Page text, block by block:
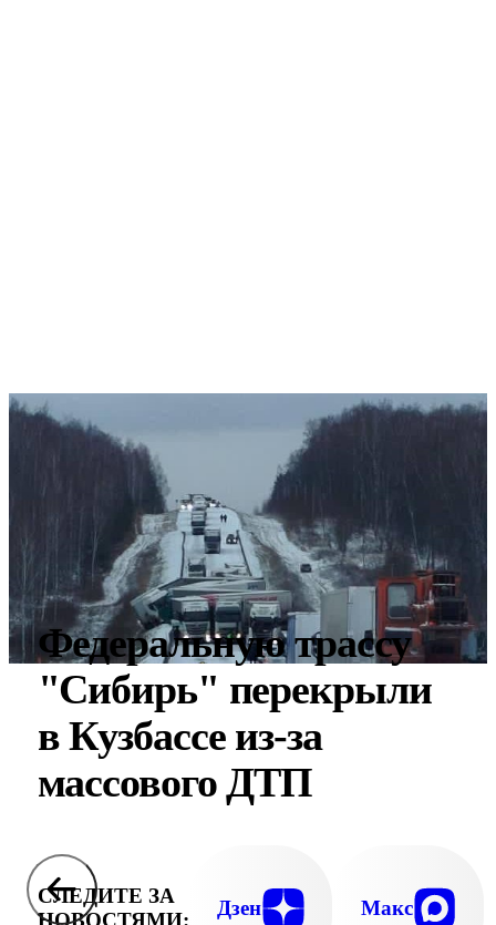
Федеральную трассу
"Сибирь" перекрыли
в Кузбассе из-за
массового ДТП
СЛЕДИТЕ ЗА
НОВОСТЯМИ:
Дзен Макс